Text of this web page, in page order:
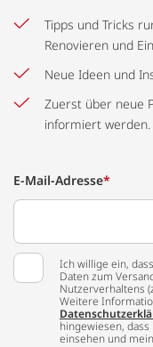
Tipps und Tricks
Renovieren und
Neue Ideen und
Zuerst über neue
informiert werden.
E-Mail-Adresse*
Ich willige ein,
Daten zum
Nutzerverhaltens
Weitere
hingewiesen,
einsehen und